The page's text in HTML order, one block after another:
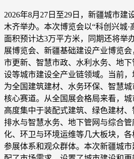
2026年8月27日至29日，新疆城市建
木齐举办。本次博览会以“科创兴城·
面积预计达3万平方米，同期还将举
展博览会、新疆基础建设产业博览
市更新、智慧市政、水利水务、地
设等城市建设全产业链领域。当前
为全国建筑建材、水务环保、智慧
核心赛道。从全国展会格局来看，
高度集中于装配式建筑、绿色建材
排水与智慧水务、地下管网与综合
化、环卫与环境运维等几大板块，
参展体系和观众群体。本次新疆城